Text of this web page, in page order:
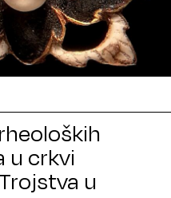
u crkvi
u